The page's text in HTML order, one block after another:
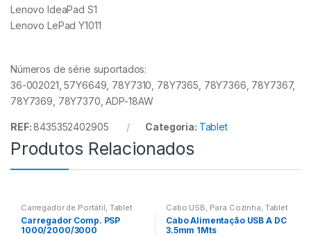
Lenovo IdeaPad S1
Lenovo LePad Y1011
Números de série suportados:
36-002021, 57Y6649, 78Y7310, 78Y7365, 78Y7366, 78Y7367,
78Y7369, 78Y7370, ADP-18AW
REF:8435352402905 Categoria: Tablet
Produtos Relacionados
Carregador de Portátil, Tablet
Carregador Comp. PSP
1000/2000/3000
Cabo USB, Para Cozinha, Tablet
Cabo Alimentação USB A DC
3.5mm 1Mts